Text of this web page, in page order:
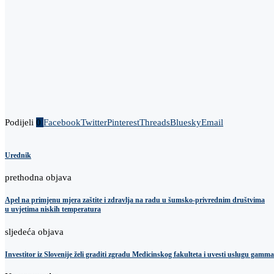
Podijeli 0 FacebookTwitterPinterestThreadsBlueskyEmail
Urednik
prethodna objava
Apel na primjenu mjera zaštite i zdravlja na radu u šumsko-privrednim društvima
u uvjetima niskih temperatura
sljedeća objava
Investitor iz Slovenije želi graditi zgradu Medicinskog fakulteta i uvesti uslugu